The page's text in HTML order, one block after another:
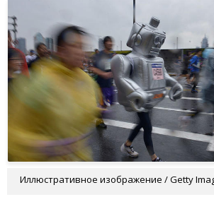
Иллюстративное изображение / Getty